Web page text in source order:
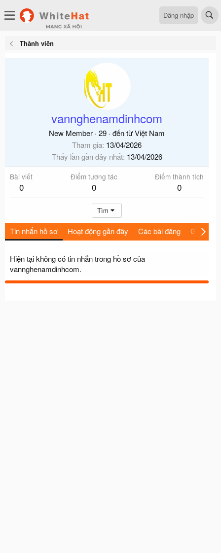
Đăng nhập
Thành viên
vannghenamdinhcom
New Member · 29 · đến từViệt Nam
Tham gia 13/04/2026
Thấy lần gần đây nhất 13/04/2026
Bài viết
0
Điểm tương tác
0
Điểm thành tích
0
Tìm
Tin nhắn hồ sơ Hoạt động gần đây Các bài đăng Giới thiệu
Hiện tại không có tin nhắn trong hồ sơ của
vannghenamdinhcom.